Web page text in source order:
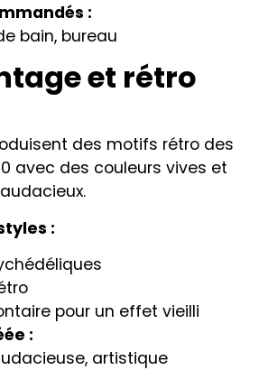
:
bain, bureau
et rétro
des motifs rétro des
avec des couleurs vives et
:
pour un effet vieilli
:
artistique